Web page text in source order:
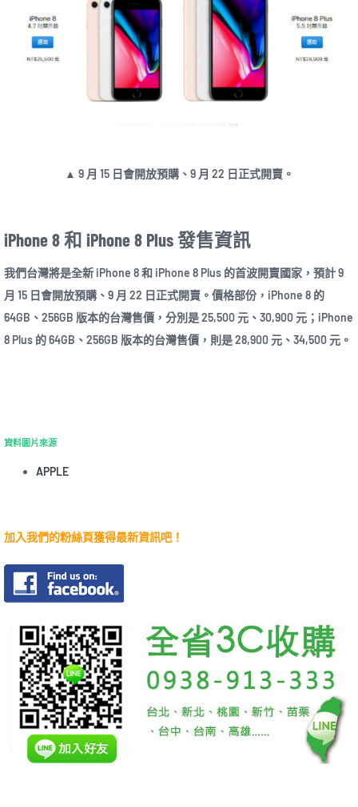
▲ 9 月 15 日會開放預購、9 月 22 日正式開賣。
iPhone 8 和 iPhone 8 Plus 發售資訊
我們台灣將是全新 iPhone 8 和 iPhone 8 Plus 的首波開賣國家，預計 9
月 15 日會開放預購、9 月 22 日正式開賣。價格部份，iPhone 8 的
64GB、256GB 版本的台灣售價，分別是 25,500 元、30,900 元；iPhone
8 Plus 的 64GB、256GB 版本的台灣售價，則是 28,900 元、34,500 元。
資料圖片來源
APPLE
加入我們的粉絲頁獲得最新資訊吧！